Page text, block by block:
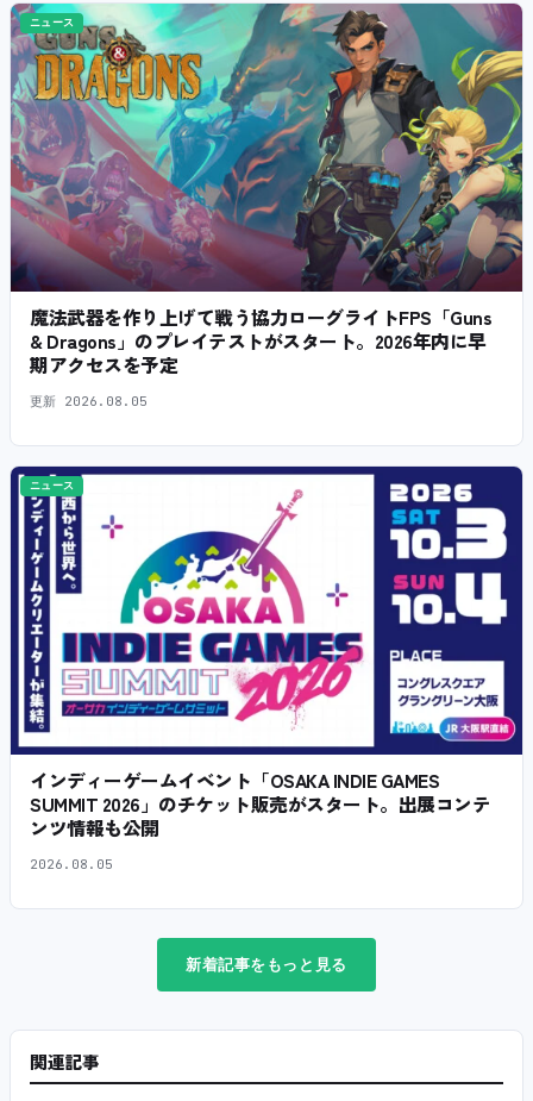
ニュース
魔法武器を作り上げて戦う協力ローグライトFPS「Guns
& Dragons」のプレイテストがスタート。2026年内に早
期アクセスを予定
更新 2026.08.05
ニュース
インディーゲームイベント「OSAKA INDIE GAMES
SUMMIT 2026」のチケット販売がスタート。出展コンテ
ンツ情報も公開
2026.08.05
新着記事をもっと見る
関連記事